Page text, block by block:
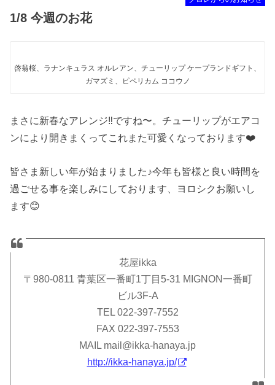
1/8 今週のお花
啓翁桜、ラナンキュラス オルレアン、チューリップ ケープランドギフト、
ガマズミ、ピペリカム ココウノ
まさに新春なアレンジ‼️ですね〜。チューリップがエアコ
ンにより開きまくってこれまた可愛くなっております❤️
皆さま新しい年が始まりました♪今年も皆様と良い時間を
過ごせる事を楽しみにしております、ヨロシクお願いし
ます😊
花屋ikka
〒980-0811 青葉区一番町1丁目5-31 MIGNON一番町
ビル3F-A
TEL 022-397-7552
FAX 022-397-7553
MAIL mail@ikka-hanaya.jp
http://ikka-hanaya.jp/